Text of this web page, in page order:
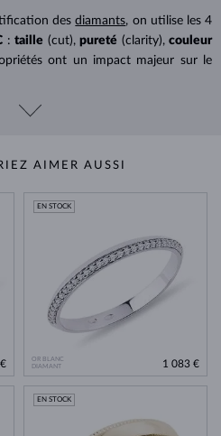
desdiamants, on utilise les 4
: taille (cut), pureté (clarity), couleur
ont un impact majeur sur le
AIMER AUSSI
OR BLANC
DIAMANT
EN STOCK
1 083 €
EN STOCK